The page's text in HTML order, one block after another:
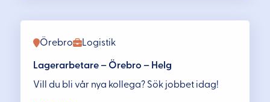
Logistik
Örebro
Lagerarbetare – Örebro – Helg
Vill du bli vår nya kollega? Sök jobbet idag!